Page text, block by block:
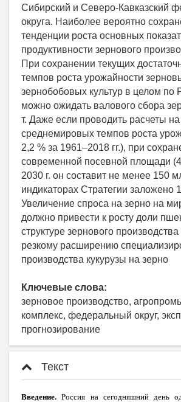
Сибирский и Северо-Кавказский
округа. Наиболее вероятно
тенденции роста основных
продуктивности зернового
При сохранении текущих
темпов роста урожайности
зернобобовых культур в целом по
можно ожидать валового сбора
т. Даже если проводить расчеты
среднемировых темпов роста
2,2 % за 1961–2018 гг.), при
современной посевной площади
2030 г. он составит не менее 150
индикаторах Стратегии заложено
Увеличение спроса на зерно на
должно привести к росту доли
структуре зернового
резкому расширению
производства кукурузы на зерно
Ключевые слова:
зерновое производство,
комплекс, федеральный округ,
прогнозирование
Текст
Введение. Россия на сегодняшний день